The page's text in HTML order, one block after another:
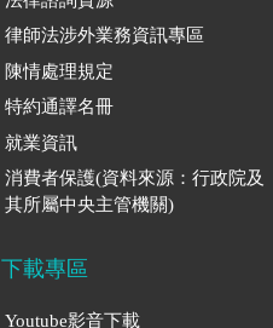
律師法涉外業務資訊專區
陳情處理規定
特約通譯名冊
就業資訊
消費者保護(資料來源：行政院及
其所屬中央主管機關)
下載專區
Youtube影音下載